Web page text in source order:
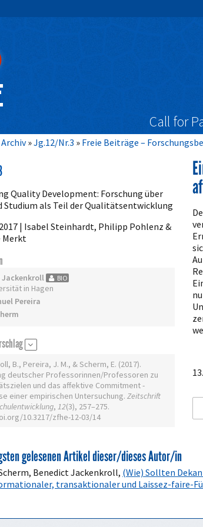
Call for
Archiv Jg.12/Nr.3 Freie Beiträge –
Quality Development: Forschung über
Studium als Teil der Qualitätsentwicklung
| Isabel Steinhardt, Philipp Pohlenz &
Merkt
Jackenkroll BIO
in Hagen
Pereira
B., Pereira, J. M., & Scherm, E. (2017).
deutscher Professorinnen/Professoren zu
und das affektive Commitment -
einer empirischen Untersuchung. Zeitschrift
, 12(3), 257–275.
10.3217/zfhe-12-03/14
gelesenen Artikel dieser/dieses Autor/in
Benedict Jackenkroll, (Wie) Sollten
transaktionaler und Laissez-faire-